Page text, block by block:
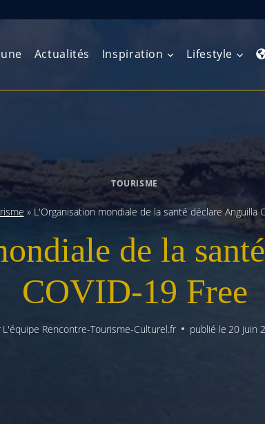
Actualités Inspiration Lifestyle
Europe du Nord
Europe centrale
Balkans
Amérique centrale
Antilles et Caraïbes
Amérique du Sud
TOURISME
» L'Organisation mondiale de la santé déclare Anguilla
de la
COVID-19 Free
L'équipe Rencontre-Tourisme-Culturel.fr publié le 20 juin